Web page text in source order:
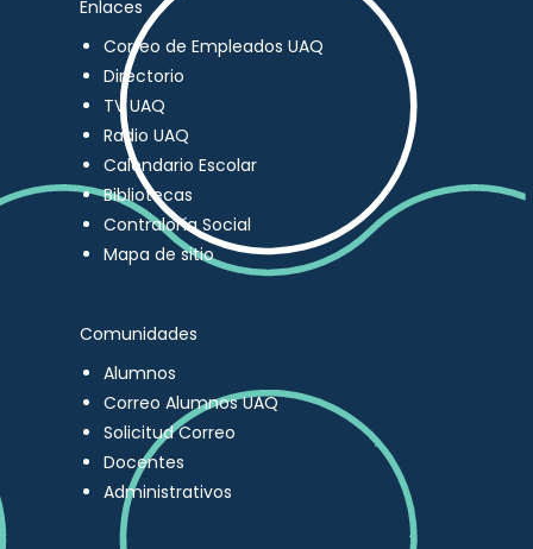
Enlaces
Correo de Empleados UAQ
Directorio
TV UAQ
Radio UAQ
Calendario Escolar
Bibliotecas
Contraloría Social
Mapa de sitio
Comunidades
Alumnos
Correo Alumnos UAQ
Solicitud Correo
Docentes
Administrativos